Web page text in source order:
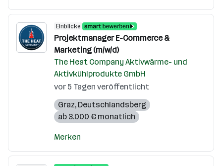
Einblicke
Projektmanager E-Commerce &
Marketing (m/w/d)
The Heat Company Aktivwärme- und
Aktivkühlprodukte GmbH
vor 5 Tagen veröffentlicht
Graz, Deutschlandsberg
ab 3.000 € monatlich
Merken